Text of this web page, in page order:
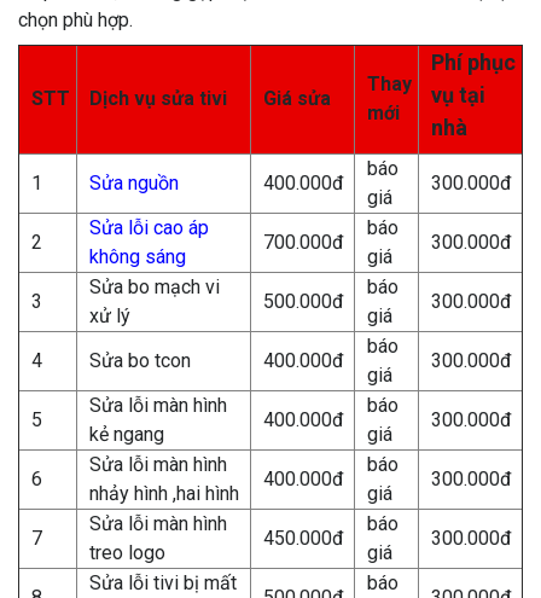
chọn phù hợp.
STT Dịch vụ sửa tivi Giá sửa
Thay
mới
Phí phục
vụ tại
nhà
1 Sửa nguồn 400.000đ
báo
giá
300.000đ
2
Sửa lỗi cao áp
không sáng
700.000đ
báo
giá
300.000đ
3
Sửa bo mạch vi
xử lý
500.000đ
báo
giá
300.000đ
4 Sửa bo tcon 400.000đ
báo
giá
300.000đ
5
Sửa lỗi màn hình
kẻ ngang
400.000đ
báo
giá
300.000đ
6
Sửa lỗi màn hình
nhảy hình ,hai hình
400.000đ
báo
giá
300.000đ
7
Sửa lỗi màn hình
treo logo
450.000đ
báo
giá
300.000đ
Sửa lỗi tivi bị mất
báo